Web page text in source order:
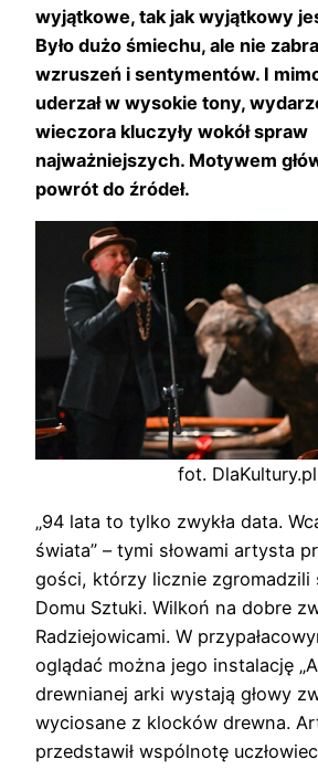
wyjątkowe, tak jak wyjątkowy
Było dużo śmiechu, ale nie
wzruszeń i sentymentów. I
uderzał w wysokie tony,
wieczora kluczyły wokół spraw
najważniejszych. Motywem
powrót do źródeł.
fot. DlaKultury.pl
„94 lata to tylko zwykła data.
świata” – tymi słowami artysta
gości, którzy licznie zgromadzili
Domu Sztuki. Wilkoń na dobre
Radziejowicami. W
oglądać można jego instalację
drewnianej arki wystają głowy
wyciosane z klocków drewna.
przedstawił wspólnotę